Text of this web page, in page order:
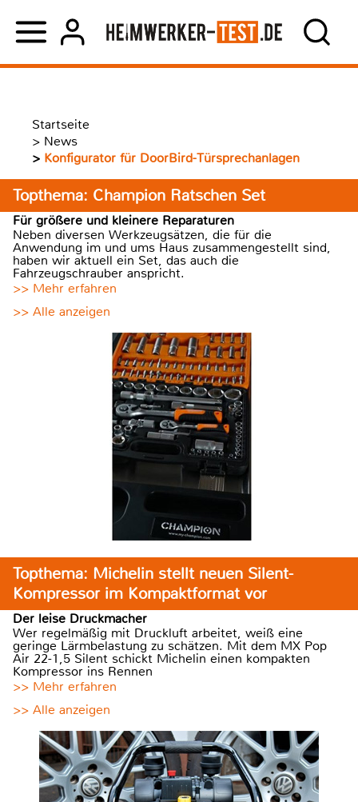
Startseite
> News
> Konfigurator für DoorBird-Türsprechanlagen
Topthema: Champion Ratschen Set
Für größere und kleinere Reparaturen
Neben diversen Werkzeugsätzen, die für die
Anwendung im und ums Haus zusammengestellt sind,
haben wir aktuell ein Set, das auch die
Fahrzeugschrauber anspricht.
>> Mehr erfahren
>> Alle anzeigen
Topthema: Michelin stellt neuen Silent-
Kompressor im Kompaktformat vor
Der leise Druckmacher
Wer regelmäßig mit Druckluft arbeitet, weiß eine
geringe Lärmbelastung zu schätzen. Mit dem MX Pop
Air 22-1,5 Silent schickt Michelin einen kompakten
Kompressor ins Rennen
>> Mehr erfahren
>> Alle anzeigen